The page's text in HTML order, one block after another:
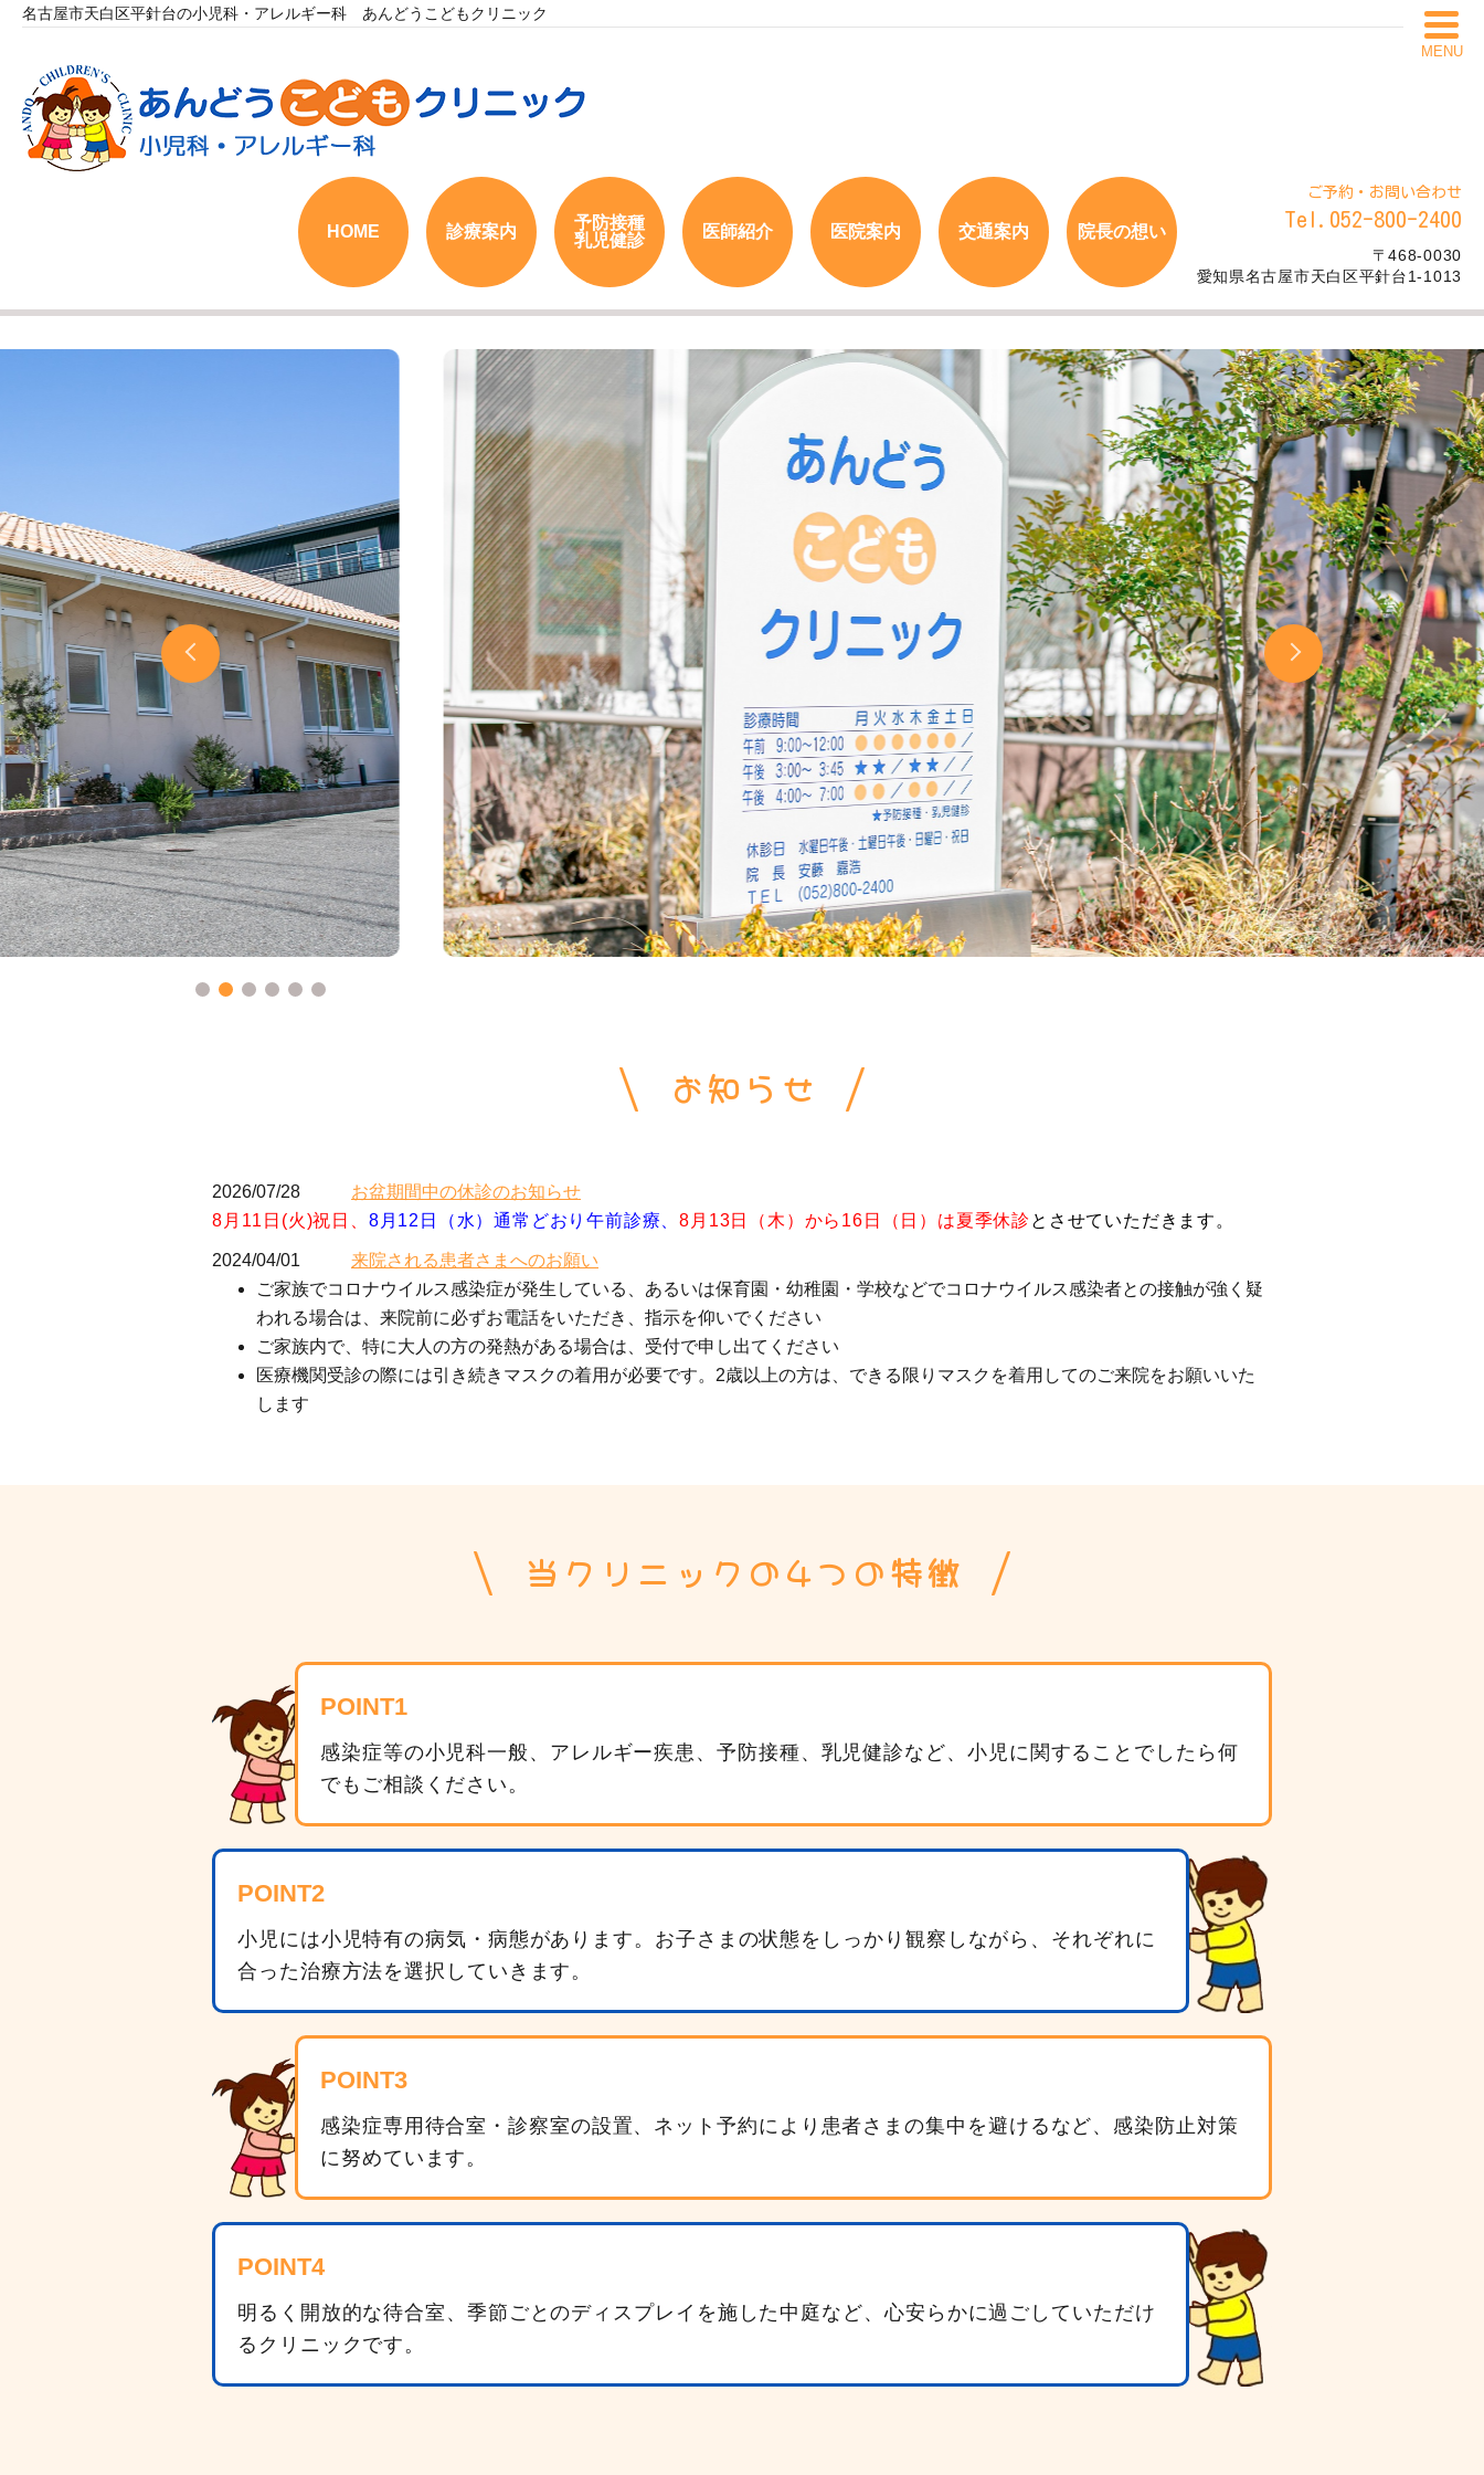
名古屋市天白区平針台の小児科・アレルギー科 あんどうこどもクリニック
HOME 診療案内
予防接種
乳児健診
医師紹介 医院案内 交通案内 院長の想い
MENU
ご予約・お問い合わせ
Tel.052-800-2400
〒468-0030
愛知県名古屋市天白区平針台1-1013
お知らせ
2026/07/28
お盆期間中の休診のお知らせ
8月11日(火)祝日 8月12日（水）通常どおり午前診療、8月13日（木）から16日（日）は夏季休診 とさせていただきます。
2024/04/01
来院される患者さまへのお願い
ご家族でコロナウイルス感染症が発生している、あるいは保育園・幼稚園・学校などでコロナウイルス感染者との接触が強く疑
われる場合は、来院前に必ずお電話をいただき、指示を仰いでください
ご家族内で、特に大人の方の発熱がある場合は、受付で申し出てください
医療機関受診の際には引き続きマスクの着用が必要です。2歳以上の方は、できる限りマスクを着用してのご来院をお願いいた
します
当クリニックの4つの特徴
POINT1
感染症等の小児科一般、アレルギー疾患、予防接種、乳児健診など、小児に関することでしたら何
でもご相談ください。
POINT2
小児には小児特有の病気・病態があります。お子さまの状態をしっかり観察しながら、それぞれに
合った治療方法を選択していきます。
POINT3
感染症専用待合室・診察室の設置、ネット予約により患者さまの集中を避けるなど、感染防止対策
に努めています。
POINT4
明るく開放的な待合室、季節ごとのディスプレイを施した中庭など、心安らかに過ごしていただけ
るクリニックです。